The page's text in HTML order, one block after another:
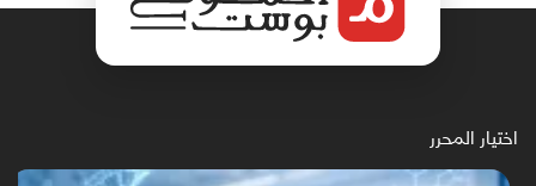
اختيار المحرر